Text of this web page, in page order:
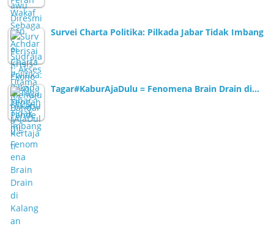
Survei Charta Politika: Pilkada Jabar Tidak Imbang
Tagar#KaburAjaDulu = Fenomena Brain Drain di…